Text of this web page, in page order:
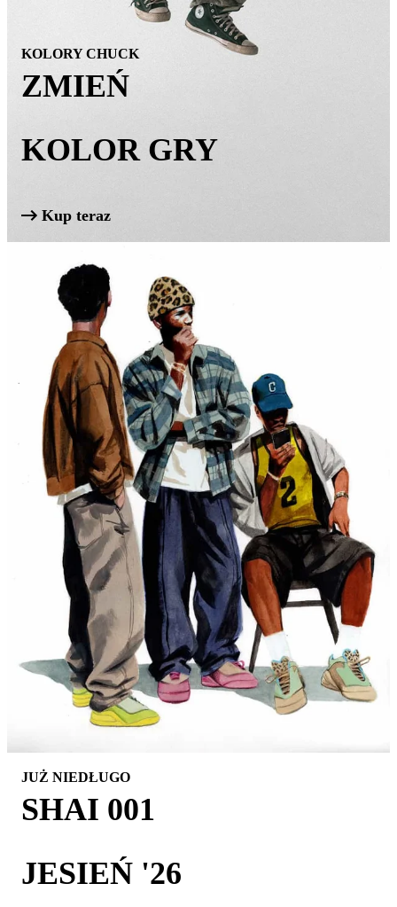
KOLORY CHUCK
ZMIEŃ
KOLOR GRY
Kup teraz
JUŻ NIEDŁUGO
SHAI 001
JESIEŃ '26